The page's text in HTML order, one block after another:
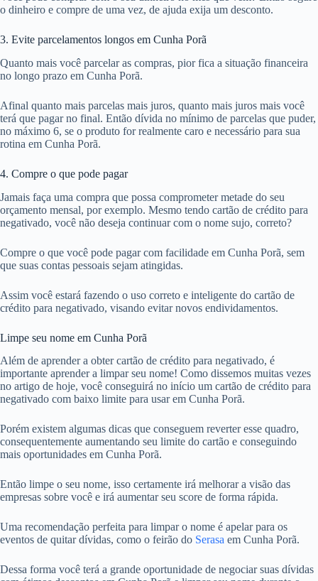
o dinheiro e compre de uma vez, de ajuda exija um desconto.
3. Evite parcelamentos longos em Cunha Porã
Quanto mais você parcelar as compras, pior fica a situação financeira
no longo prazo em Cunha Porã.
Afinal quanto mais parcelas mais juros, quanto mais juros mais você
terá que pagar no final. Então dívida no mínimo de parcelas que puder,
no máximo 6, se o produto for realmente caro e necessário para sua
rotina em Cunha Porã.
4. Compre o que pode pagar
Jamais faça uma compra que possa comprometer metade do seu
orçamento mensal, por exemplo. Mesmo tendo cartão de crédito para
negativado, você não deseja continuar com o nome sujo, correto?
Compre o que você pode pagar com facilidade em Cunha Porã, sem
que suas contas pessoais sejam atingidas.
Assim você estará fazendo o uso correto e inteligente do cartão de
crédito para negativado, visando evitar novos endividamentos.
Limpe seu nome em Cunha Porã
Além de aprender a obter cartão de crédito para negativado, é
importante aprender a limpar seu nome! Como dissemos muitas vezes
no artigo de hoje, você conseguirá no início um cartão de crédito para
negativado com baixo limite para usar em Cunha Porã.
Porém existem algumas dicas que conseguem reverter esse quadro,
consequentemente aumentando seu limite do cartão e conseguindo
mais oportunidades em Cunha Porã.
Então limpe o seu nome, isso certamente irá melhorar a visão das
empresas sobre você e irá aumentar seu score de forma rápida.
Uma recomendação perfeita para limpar o nome é apelar para os
eventos de quitar dívidas, como o feirão do Serasa em Cunha Porã.
Dessa forma você terá a grande oportunidade de negociar suas dívidas